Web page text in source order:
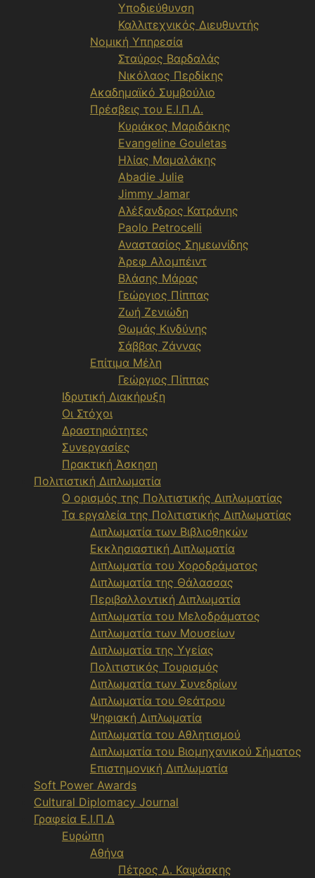
Υποδιεύθυνση
Καλλιτεχνικός Διευθυντής
Νομική Υπηρεσία
Σταύρος Βαρδαλάς
Νικόλαος Περδίκης
Ακαδημαϊκό Συμβούλιο
Πρέσβεις του Ε.Ι.Π.Δ.
Κυριάκος Μαριδάκης
Evangeline Gouletas
Ηλίας Μαμαλάκης
Abadie Julie
Jimmy Jamar
Αλέξανδρος Κατράνης
Paolo Petrocelli
Αναστασίος Σημεωνίδης
Άρεφ Αλομπέιντ
Βλάσης Μάρας
Γεώργιος Πίππας
Ζωή Ζενιώδη
Θωμάς Κινδύνης
Σάββας Ζάννας
Επίτιμα Μέλη
Γεώργιος Πίππας
Ιδρυτική Διακήρυξη
Οι Στόχοι
Δραστηριότητες
Συνεργασίες
Πρακτική Άσκηση
Πολιτιστική Διπλωματία
Ο ορισμός της Πολιτιστικής Διπλωματίας
Τα εργαλεία της Πολιτιστικής Διπλωματίας
Διπλωματία των Βιβλιοθηκών
Εκκλησιαστική Διπλωματία
Διπλωματία του Χοροδράματος
Διπλωματία της Θάλασσας
Περιβαλλοντική Διπλωματία
Διπλωματία του Μελοδράματος
Διπλωματία των Μουσείων
Διπλωματία της Υγείας
Πολιτιστικός Τουρισμός
Διπλωματία των Συνεδρίων
Διπλωματία του Θεάτρου
Ψηφιακή Διπλωματία
Διπλωματία του Αθλητισμού
Διπλωματία του Βιομηχανικού Σήματος
Επιστημονική Διπλωματία
Soft Power Awards
Cultural Diplomacy Journal
Γραφεία Ε.Ι.Π.Δ
Ευρώπη
Αθήνα
Πέτρος Δ. Καψάσκης